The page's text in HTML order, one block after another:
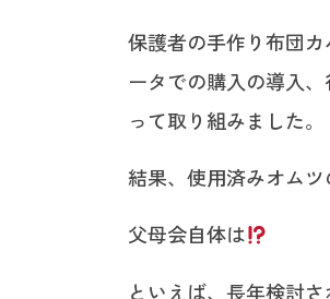
保護者の手作り布団
ータでの購入の導入
って取り組みました。
結果、使用済みオム
父母会自体は
といえば、長年検討